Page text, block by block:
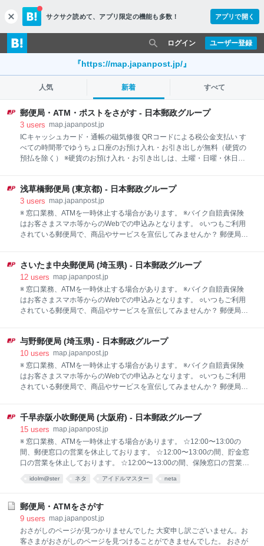
c
l
o
s
サクサク読めて、 アプリ限定の機能も多数！ アプリで開く
ユーザー登録
ログイン
『https://map.japanpost.jp/』
人気 新着 すべて
郵便局・ATM・ポストをさがす - 日本郵政グループ
3 users map.japanpost.jp
ICキャッシュカード・通帳の磁気修復 QRコードによる税公金支払い す
べての時間帯でゆうちょ口座のお預け入れ・お引き出しが無料（硬貨の
預払を除く） ※硬貨のお預け入れ・お引き出しは、土曜・日曜・休日は
浅草橋郵便局 (東京都) - 日本郵政グループ
3 users map.japanpost.jp
※ 窓口業務、ATMを一時休止する場合があります。 ※バイク自賠責保険
はお客さまスマホ等からのWebでの申込みとなります。 ○いつもご利用
されている郵便局で、商品やサービスを宣伝してみませんか？ 郵便局広
つでも手数料無料で、ゆうちょ口座のお預け入れ・お引き出しをご利用
いただけます。 ※硬貨を伴うお預け入れ・お引き出しは、別途、ATM硬
貨預払料金がかかります。
さいたま中央郵便局 (埼玉県) - 日本郵政グループ
12 users map.japanpost.jp
※ 窓口業務、ATMを一時休止する場合があります。 ※バイク自賠責保険
はお客さまスマホ等からのWebでの申込みとなります。 ○いつもご利用
されている郵便局で、商品やサービスを宣伝してみませんか？ 郵便局広
つでも手数料無料で、ゆうちょ口座のお預け入れ・お引き出しをご利用
いただけます。 ※硬貨を伴うお預け入れ・お引き出しは、別途、ATM硬
貨預払料金がかかります。
与野郵便局 (埼玉県) - 日本郵政グループ
10 users map.japanpost.jp
※ 窓口業務、ATMを一時休止する場合があります。 ※バイク自賠責保険
はお客さまスマホ等からのWebでの申込みとなります。 ○いつもご利用
されている郵便局で、商品やサービスを宣伝してみませんか？ 郵便局広
つでも手数料無料で、ゆうちょ口座のお預け入れ・お引き出しをご利用
いただけます。 ※硬貨を伴うお預け入れ・お引き出しは、別途、ATM硬
貨預払料金がかかります。
千早赤阪小吹郵便局 (大阪府) - 日本郵政グループ
15 users map.japanpost.jp
※ 窓口業務、ATMを一時休止する場合があります。 ☆12:00〜13:00の
間、郵便窓口の営業を休止しております。 ☆12:00〜13:00の間、貯金窓
口の営業を休止しております。 ☆12:00〜13:00の間、保険窓口の営業を
での申込みとなります。 ○いつもご利用されている郵便局で、商品やサ
ムページをご覧ください！！ （https://www.jp-comm.jp/showshop.php?
CD=410760） ○ATMでは、いつでも手数料無料で、ゆうちょ口座のお預
け入れ・お引き出しをご利用いただけます。 ※硬貨を伴うお預け入れ・
お引き出しは、別途、ATM硬貨預払料金がかかります。
idolm@ster ネタ アイドルマスター neta
郵便局・ATMをさがす
9 users map.japanpost.jp
おさがしのページが見つかりませんでした 大変申し訳ございません。お
客さまがおさがしのページを見つけることができませんでした。 おさが